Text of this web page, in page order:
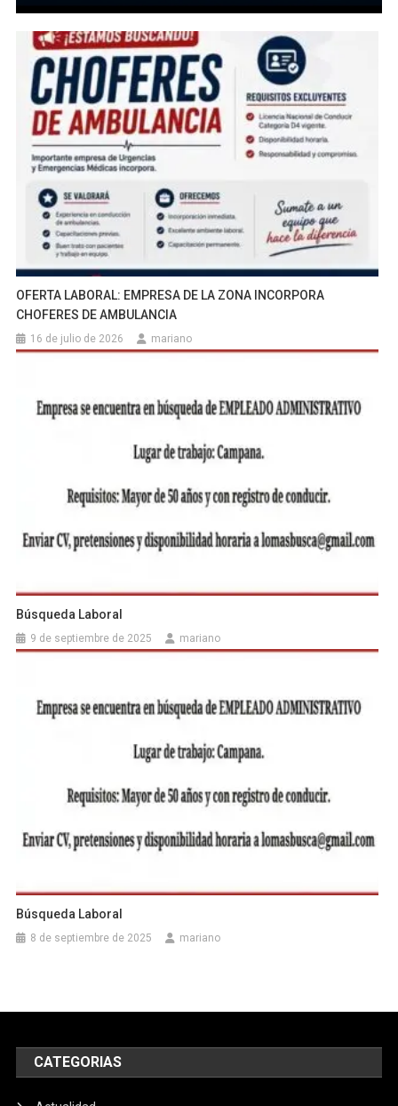
OFERTA LABORAL: EMPRESA DE LA ZONA INCORPORA
CHOFERES DE AMBULANCIA
16 de julio de 2026 mariano
Búsqueda Laboral
9 de septiembre de 2025 mariano
Búsqueda Laboral
8 de septiembre de 2025 mariano
CATEGORIAS